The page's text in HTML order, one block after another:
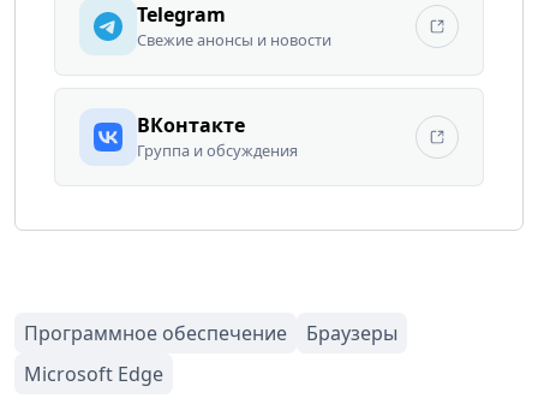
Telegram
Свежие анонсы и новости
ВКонтакте
Группа и обсуждения